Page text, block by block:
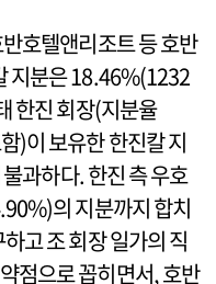
호텔앤리조트 등 호반
지분은 18.46%(1232
한진 회장(지분율
)이 보유한 한진칼 지
과하다. 한진 측 우호
의 지분까지 합치
고 조 회장 일가의 직
점으로 꼽히면서, 호반